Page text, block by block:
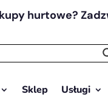
hurtowe?
Sklep Usługi